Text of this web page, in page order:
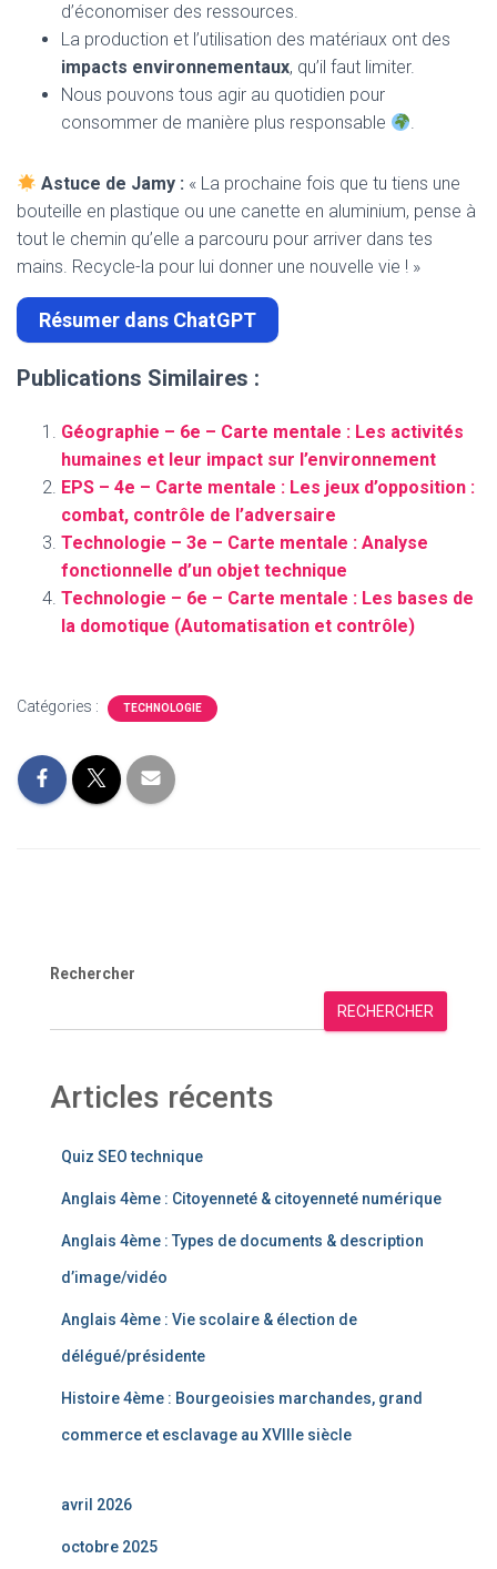
d’économiser des ressources.
La production et l’utilisation des matériaux ont des
impacts environnementaux, qu’il faut limiter.
Nous pouvons tous agir au quotidien pour
consommer de manière plus responsable
.
Astuce de Jamy : « La prochaine fois que tu tiens une
bouteille en plastique ou une canette en aluminium, pense à
tout le chemin qu’elle a parcouru pour arriver dans tes
mains. Recycle-la pour lui donner une nouvelle vie ! »
Résumer dans ChatGPT
Publications Similaires :
Géographie – 6e – Carte mentale : Les activités
humaines et leur impact sur l’environnement
EPS – 4e – Carte mentale : Les jeux d’opposition :
combat, contrôle de l’adversaire
Technologie – 3e – Carte mentale : Analyse
fonctionnelle d’un objet technique
Technologie – 6e – Carte mentale : Les bases de
la domotique (Automatisation et contrôle)
Catégories : TECHNOLOGIE
Rechercher
RECHERCHER
Articles récents
Quiz SEO technique
Anglais 4ème : Citoyenneté & citoyenneté numérique
Anglais 4ème : Types de documents & description
d’image/vidéo
Anglais 4ème : Vie scolaire & élection de
délégué/présidente
Histoire 4ème : Bourgeoisies marchandes, grand
commerce et esclavage au XVIIIe siècle
avril 2026
octobre 2025